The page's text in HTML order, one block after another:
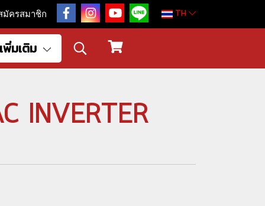
ครสมาชิก TH
เพิ่มเติม
INVERTER